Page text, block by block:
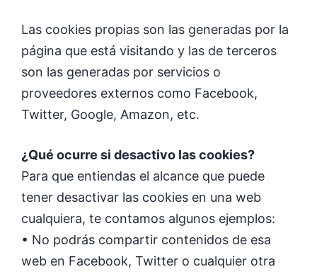
Las cookies propias son las generadas por la
página que está visitando y las de terceros
son las generadas por servicios o
proveedores externos como Facebook,
Twitter, Google, Amazon, etc.
¿Qué ocurre si desactivo las cookies?
Para que entiendas el alcance que puede
tener desactivar las cookies en una web
cualquiera, te contamos algunos ejemplos:
• No podrás compartir contenidos de esa
web en Facebook, Twitter o cualquier otra